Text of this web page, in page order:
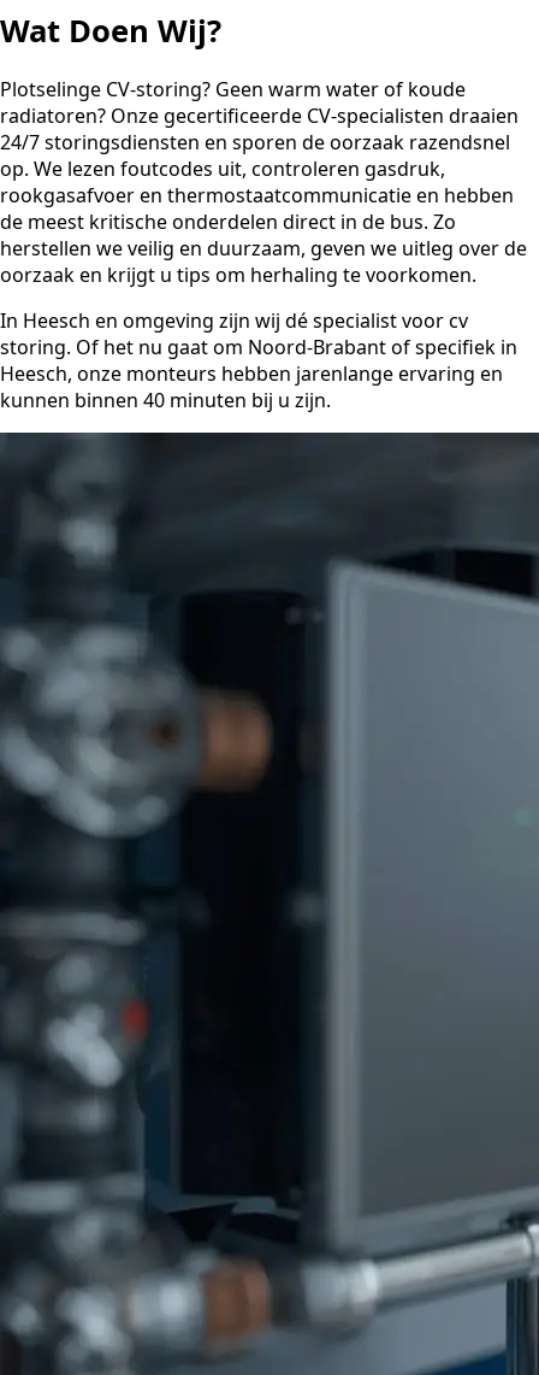
Wat Doen Wij?
Plotselinge CV-storing? Geen warm water of koude
radiatoren? Onze gecertificeerde CV-specialisten draaien
24/7 storingsdiensten en sporen de oorzaak razendsnel
op. We lezen foutcodes uit, controleren gasdruk,
rookgasafvoer en thermostaatcommunicatie en hebben
de meest kritische onderdelen direct in de bus. Zo
herstellen we veilig en duurzaam, geven we uitleg over de
oorzaak en krijgt u tips om herhaling te voorkomen.
In Heesch en omgeving zijn wij dé specialist voor cv
storing. Of het nu gaat om Noord-Brabant of specifiek in
Heesch, onze monteurs hebben jarenlange ervaring en
kunnen binnen 40 minuten bij u zijn.